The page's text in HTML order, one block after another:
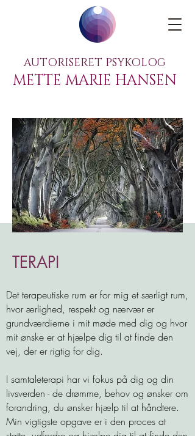
AUTORISERET PSYKOLOG
METTE MARIE HANSEN
TERAPI
Det terapeutiske rum er for mig et særligt rum,
hvor ærlighed, respekt og nærvær er
grundværdierne i mit møde med dig og hvor
mit ønske er at hjælpe dig til at finde den
vej, der er rigtig for dig.
I samtaleterapi har vi fokus på dig og din
livsverden - de drømme, behov og ønsker om
forandring, du ønsker hjælp til at håndtere.
Min vigtigste opgave er i den proces at